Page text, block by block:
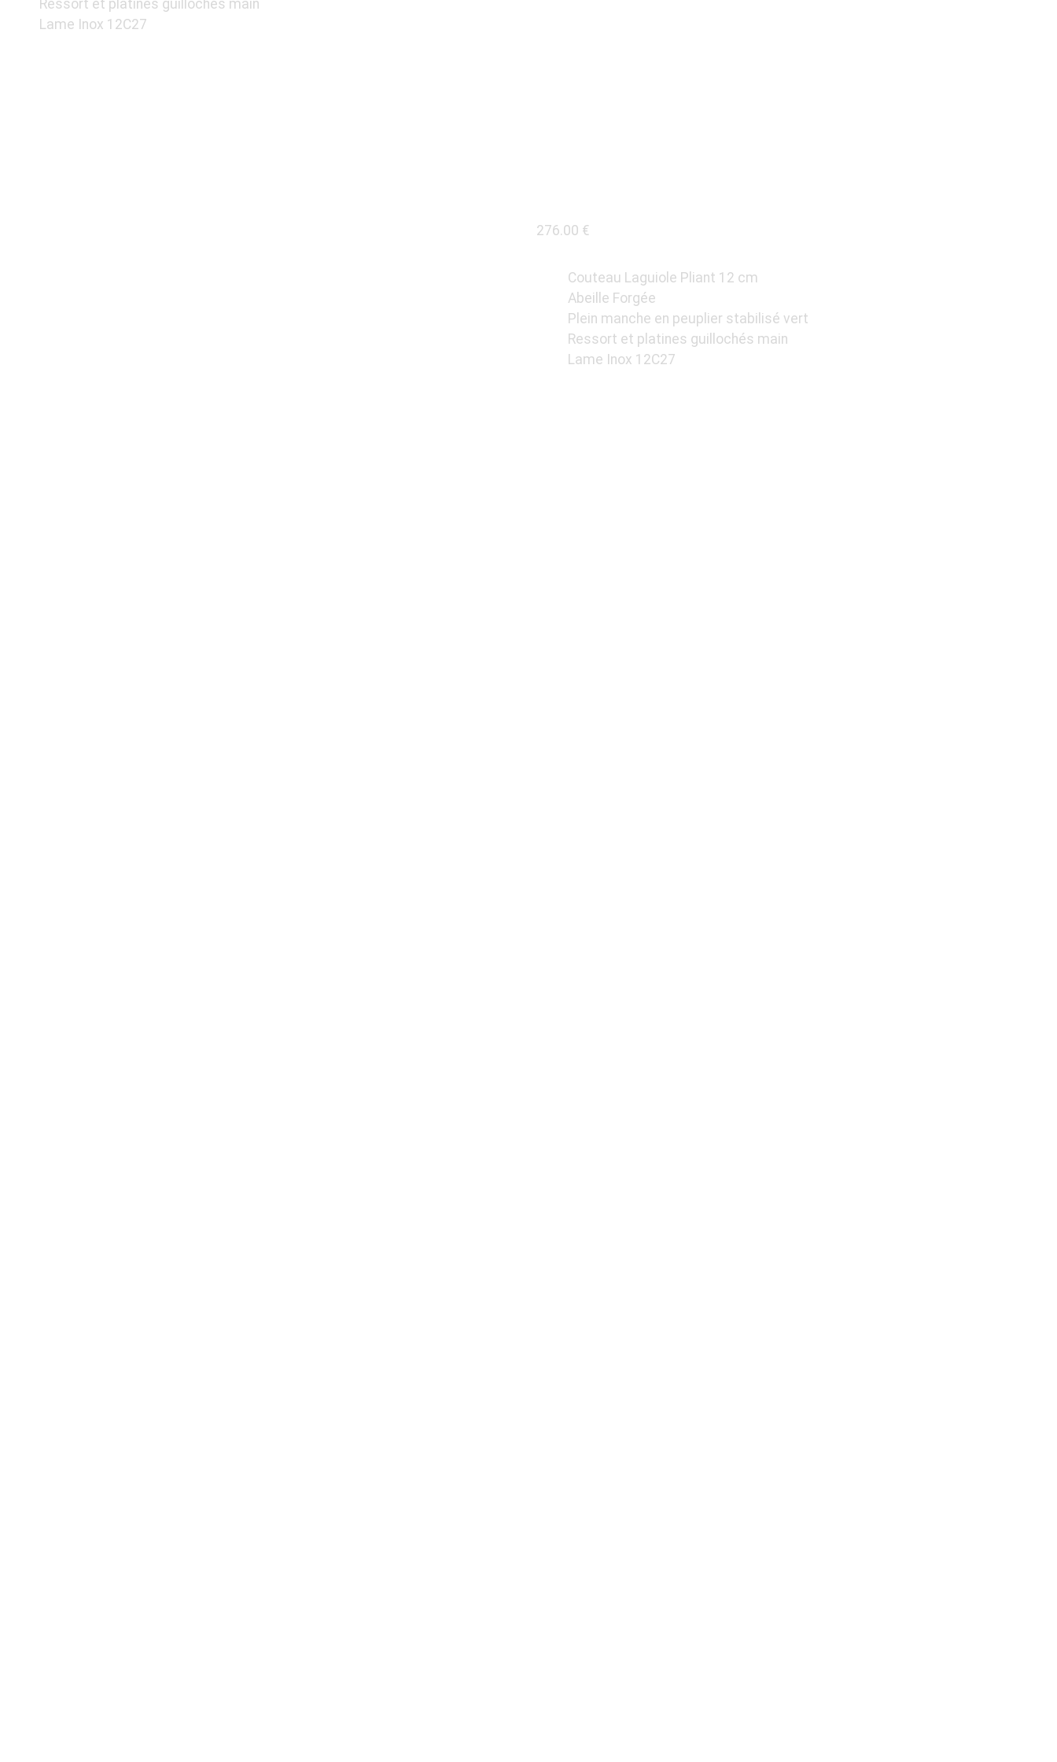
Ressort et platines guillochés main
Lame Inox 12C27
276.00 €
Couteau Laguiole Pliant 12 cm
Abeille Forgée
Plein manche en peuplier stabilisé vert
Ressort et platines guillochés main
Lame Inox 12C27